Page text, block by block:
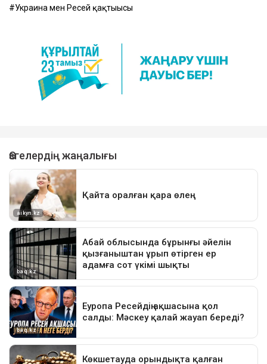
Украина мен Ресей қақтығысы